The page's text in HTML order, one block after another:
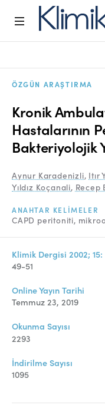
Arşiv
Açık Erişim İlkesi
Yayın Kurulu
Etik İlkeler
Editoryal Süreç
Danışmanlık Süreci
Online Makale
Dizinler
İletişim
ÖZGÜN ARAŞTIRMA
Kronik
Hastalarının
Bakteriyolojik
Aynur Karadenizli, Itır
Yıldız Koçanali, Recep
ANAHTAR KELIMELER
CAPD peritoniti
Klimik Dergisi 2002; 15:
49-51
Online Yayın Tarihi
Temmuz 23, 2019
Okunma Sayısı
2293
İndirilme Sayısı
1095